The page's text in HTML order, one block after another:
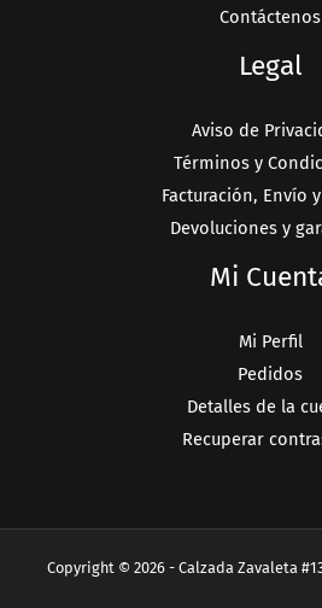
Contáctenos
Legal
Aviso de
Términos y
Facturación, Envío
Devoluciones y
Mi
Mi Perfil
Pedidos
Detalles de la
Recuperar
Copyright © 2026 - Calzada Zavaleta